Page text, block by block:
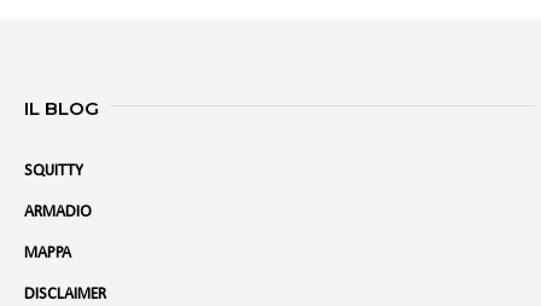
IL BLOG
SQUITTY
ARMADIO
MAPPA
DISCLAIMER